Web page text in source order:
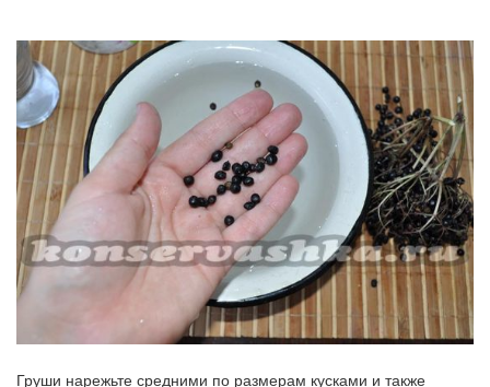
Груши нарежьте средними по размерам кусками и также